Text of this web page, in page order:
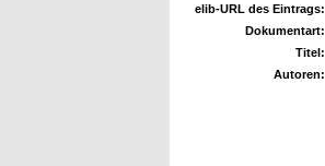
elib-URL des Eintrags:
Dokumentart:
Titel:
Autoren: